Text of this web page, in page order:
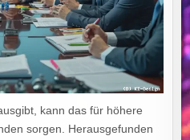
kann das für höhere
sorgen. Herausgefunden